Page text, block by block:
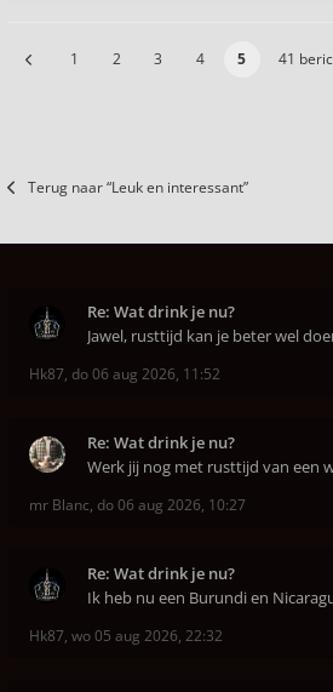
1 2 3 4 5 41
Terug naar “Leuk en interessant”
Re: Wat drink je nu?
Jawel, rusttijd kan je beter wel
Hk87, do 06 aug 2026, 11:52
Re: Wat drink je nu?
Werk jij nog met rusttijd van een
mr Blanc, do 06 aug 2026, 10:27
Re: Wat drink je nu?
Ik heb nu een Burundi en
Hk87, wo 05 aug 2026, 22:32